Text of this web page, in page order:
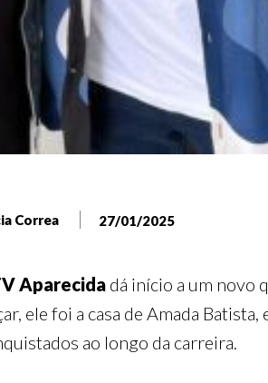
Correa 27/01/2025
Aparecida dá início a um novo
ele foi a casa de Amada
ao longo da carreira.